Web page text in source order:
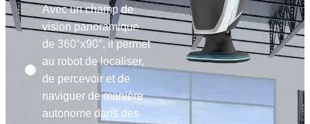
Avec un champ de
vision panoramique
de 360°x90°, il permet
au robot de localiser,
de percevoir et de
naviguer de manière
autonome dans des